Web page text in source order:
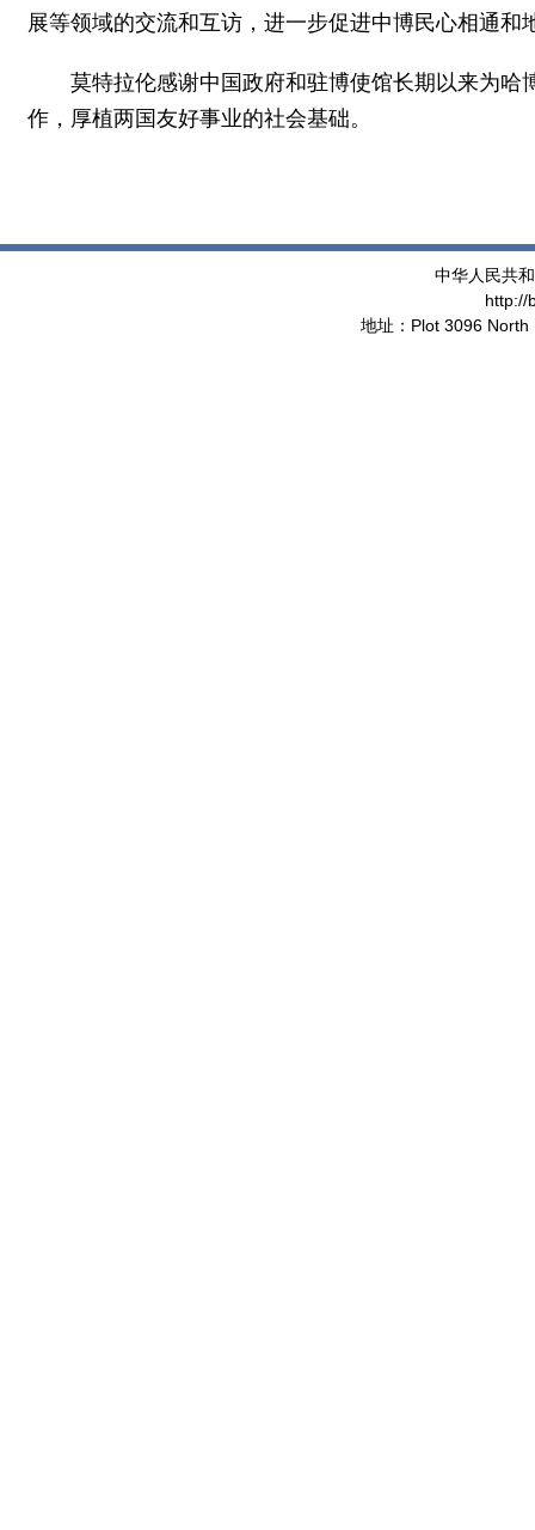
展等领域的交流和互访，进一步促进中博民心相通和
莫特拉伦感谢中国政府和驻博使馆长期以来为
作，厚植两国友好事业的社会基础。
中华人民共
http://
地址：Plot 3096